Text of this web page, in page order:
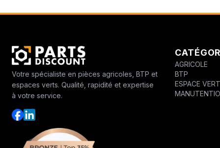
Votre spécialiste en pièces agricoles, BTP et
espaces verts. Qualité, rapidité et expertise
à votre service.
AGRICOLE
BTP
ESPACE VERT